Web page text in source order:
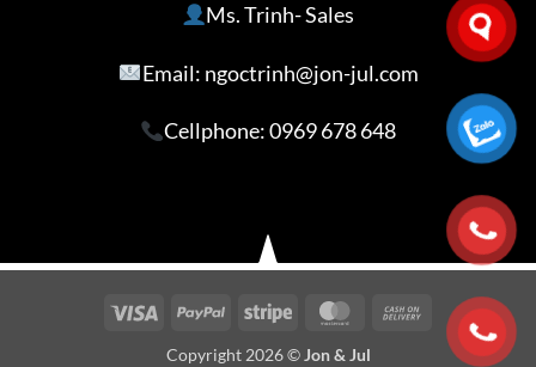
Ms. Trinh- Sales
Email: ngoctrinh@jon-jul.com
Cellphone:0969 678 648
Visa PayPal Stripe MasterCardCash
On
Copyright 2026 © Jon & Jul